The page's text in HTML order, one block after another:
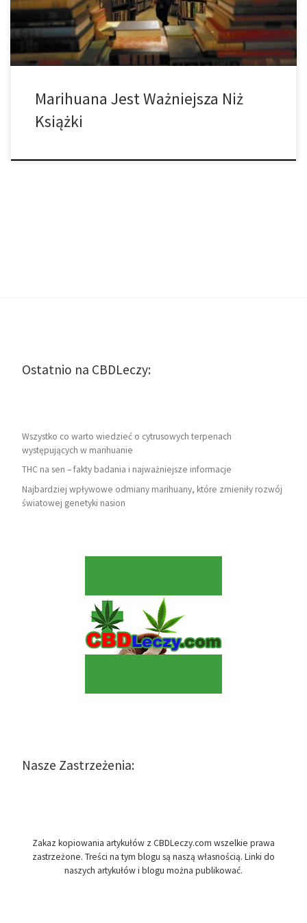
marihuaną, ale zmuszają księgarnie oraz biblioteki do zamknięcia
– na […]
Marihuana Jest Ważniejsza Niż
Książki
Ostatnio na CBDLeczy:
Wszystko co warto wiedzieć o cytrusowych terpenach
występujących w marihuanie
THC na sen – fakty badania i najważniejsze informacje
Najbardziej wpływowe odmiany marihuany, które zmieniły rozwój
światowej genetyki nasion
Nasze Zastrzeżenia:
Zakaz kopiowania artykułów z CBDLeczy.com wszelkie prawa
zastrzeżone. Treści na tym blogu są naszą własnością. Linki do
naszych artykułów i blogu można publikować.